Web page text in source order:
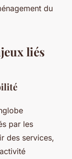
du
liés
par les
des services,